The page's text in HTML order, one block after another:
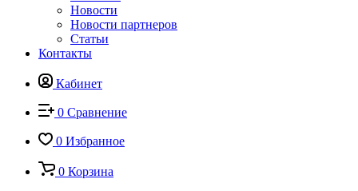
Новости
Новости партнеров
Статьи
Контакты
Кабинет
0 Сравнение
0 Избранное
0 Корзина